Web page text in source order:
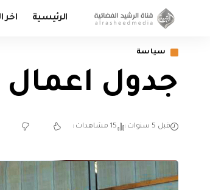
الرئيسية اخر
سياسة
جدول
قبل 5 سنوات 15 مشاهدات